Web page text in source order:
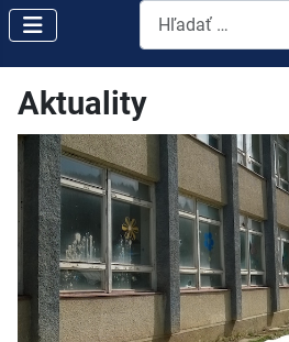
Vyhľadávanie
Aktuality